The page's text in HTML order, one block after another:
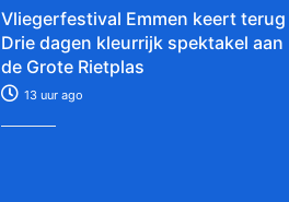
Vliegerfestival Emmen keert terug
Drie dagen kleurrijk spektakel aan
de Grote Rietplas
13 uur ago